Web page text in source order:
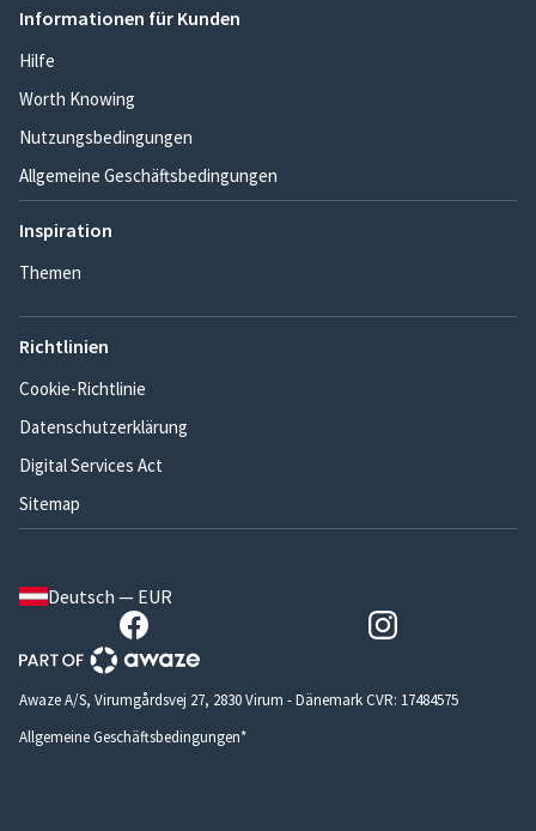
Informationen für Kunden
Hilfe
Worth Knowing
Nutzungsbedingungen
Allgemeine Geschäftsbedingungen
Inspiration
Themen
Richtlinien
Cookie-Richtlinie
Datenschutzerklärung
Digital Services Act
Sitemap
Deutsch — EUR
Awaze A/S, Virumgårdsvej 27, 2830 Virum - Dänemark CVR: 17484575
Allgemeine Geschäftsbedingungen*